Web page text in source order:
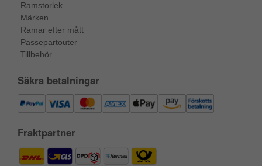
Ramstorlek
Märken
Ramar efter mått
Passepartouter
Tillbehör
Säkra betalningar
Fraktpartner